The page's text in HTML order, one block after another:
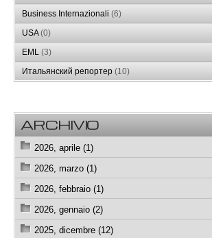
Business Internazionali (6)
USA(0)
EML (3)
Итальянский репортер (10)
ARCHIVIO
2026, aprile (1)
2026, marzo (1)
2026, febbraio (1)
2026, gennaio (2)
2025, dicembre (12)